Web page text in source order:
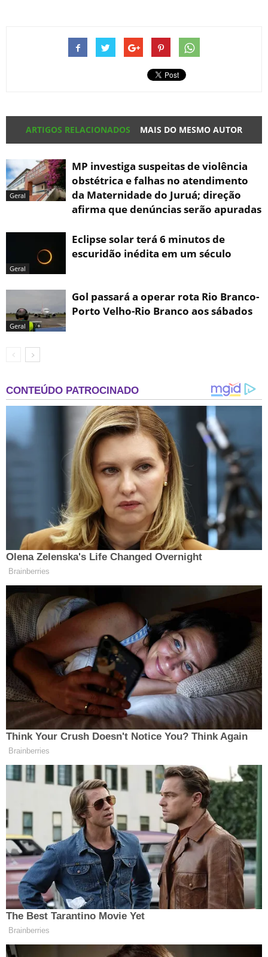
ARTIGOS RELACIONADOS MAIS DO MESMO AUTOR
Geral
MP investiga suspeitas de violência
obstétrica e falhas no atendimento
da Maternidade do Juruá; direção
afirma que denúncias serão apuradas
Geral
Eclipse solar terá 6 minutos de
escuridão inédita em um século
Geral
Gol passará a operar rota Rio Branco-
Porto Velho-Rio Branco aos sábados